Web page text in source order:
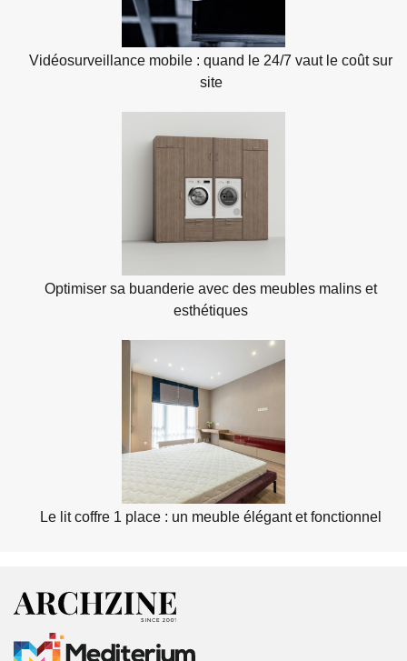
Vidéosurveillance mobile : quand le 24/7 vaut le coût sur
site
Optimiser sa buanderie avec des meubles malins et
esthétiques
Le lit coffre 1 place : un meuble élégant et fonctionnel